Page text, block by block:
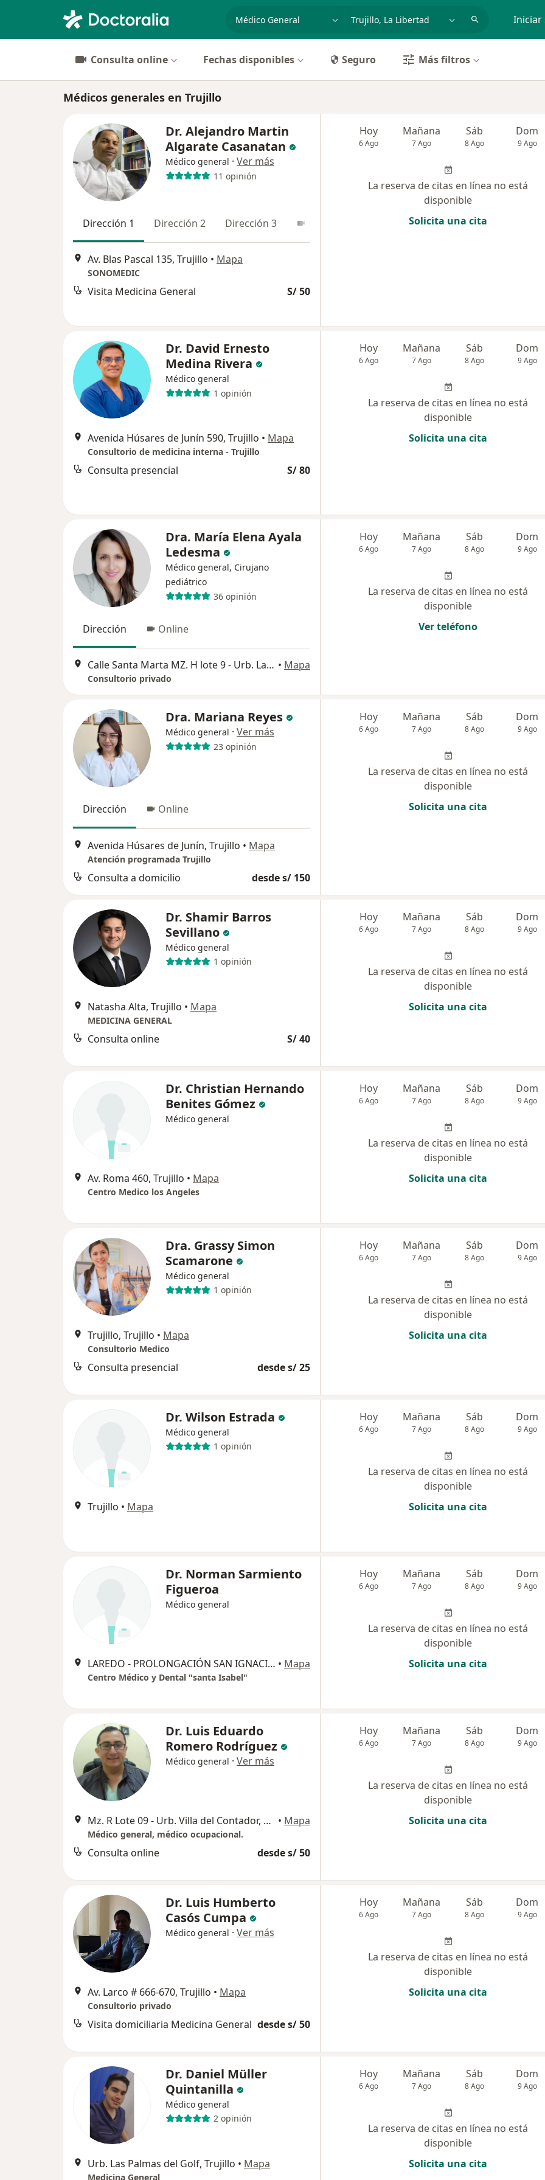
especialidad, enfermedad o nombre Iniciar
Consulta online Fechas disponibles Seguro Más filtros
Médicos generales en Trujillo
Dr. Alejandro Martin
Algarate Casanatan
Médico general · Ver más
11 opinión
Dirección 1 Dirección 2 Dirección 3
Av. Blas Pascal 135, Trujillo • Mapa
SONOMEDIC
Visita Medicina General S/ 50
Hoy
6 Ago
Mañana
7 Ago
Sáb
8 Ago
Dom
9 Ago
La reserva de citas en línea no está
disponible
Solicita una cita
Dr. David Ernesto
Medina Rivera
Médico general
1 opinión
Avenida Húsares de Junín 590, Trujillo • Mapa
Consultorio de medicina interna - Trujillo
Consulta presencial S/ 80
Hoy
6 Ago
Mañana
7 Ago
Sáb
8 Ago
Dom
9 Ago
La reserva de citas en línea no está
disponible
Solicita una cita
Dra. María Elena Ayala
Ledesma
Médico general, Cirujano
pediátrico
36 opinión
Dirección Online
Calle Santa Marta MZ. H lote 9 - Urb. La merced (3 etapa), Trujillo • Mapa
Consultorio privado
Hoy
6 Ago
Mañana
7 Ago
Sáb
8 Ago
Dom
9 Ago
La reserva de citas en línea no está
disponible
Ver teléfono
Dra. Mariana Reyes
Médico general · Ver más
23 opinión
Dirección Online
Avenida Húsares de Junín, Trujillo • Mapa
Atención programada Trujillo
Consulta a domicilio desde s/ 150
Hoy
6 Ago
Mañana
7 Ago
Sáb
8 Ago
Dom
9 Ago
La reserva de citas en línea no está
disponible
Solicita una cita
Dr. Shamir Barros
Sevillano
Médico general
1 opinión
Natasha Alta, Trujillo • Mapa
MEDICINA GENERAL
Consulta online S/ 40
Hoy
6 Ago
Mañana
7 Ago
Sáb
8 Ago
Dom
9 Ago
La reserva de citas en línea no está
disponible
Solicita una cita
Dr. Christian Hernando
Benites Gómez
Médico general
Av. Roma 460, Trujillo • Mapa
Centro Medico los Angeles
Hoy
6 Ago
Mañana
7 Ago
Sáb
8 Ago
Dom
9 Ago
La reserva de citas en línea no está
disponible
Solicita una cita
Dra. Grassy Simon
Scamarone
Médico general
1 opinión
Trujillo, Trujillo • Mapa
Consultorio Medico
Consulta presencial desde s/ 25
Hoy
6 Ago
Mañana
7 Ago
Sáb
8 Ago
Dom
9 Ago
La reserva de citas en línea no está
disponible
Solicita una cita
Dr. Wilson Estrada
Médico general
1 opinión
Trujillo • Mapa
Hoy
6 Ago
Mañana
7 Ago
Sáb
8 Ago
Dom
9 Ago
La reserva de citas en línea no está
disponible
Solicita una cita
Dr. Norman Sarmiento
Figueroa
Médico general
LAREDO - PROLONGACIÓN SAN IGNACIO Nº 28 SECTOR SANTA CATALINA ., Trujillo • Mapa
Centro Médico y Dental "santa Isabel"
Hoy
6 Ago
Mañana
7 Ago
Sáb
8 Ago
Dom
9 Ago
La reserva de citas en línea no está
disponible
Solicita una cita
Dr. Luis Eduardo
Romero Rodríguez
Médico general · Ver más
Mz. R Lote 09 - Urb. Villa del Contador, Trujillo • Mapa
Médico general, médico ocupacional.
Consulta online desde s/ 50
Hoy
6 Ago
Mañana
7 Ago
Sáb
8 Ago
Dom
9 Ago
La reserva de citas en línea no está
disponible
Solicita una cita
Dr. Luis Humberto
Casós Cumpa
Médico general · Ver más
Av. Larco # 666-670, Trujillo • Mapa
Consultorio privado
Visita domiciliaria Medicina General desde s/ 50
Hoy
6 Ago
Mañana
7 Ago
Sáb
8 Ago
Dom
9 Ago
La reserva de citas en línea no está
disponible
Solicita una cita
Dr. Daniel Müller
Quintanilla
Médico general
2 opinión
Urb. Las Palmas del Golf, Trujillo • Mapa
Medicina General
Hoy
6 Ago
Mañana
7 Ago
Sáb
8 Ago
Dom
9 Ago
La reserva de citas en línea no está
disponible
Solicita una cita